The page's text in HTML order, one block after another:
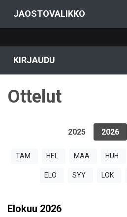
JAOSTOVALIKKO
KIRJAUDU
Ottelut
2025 2026
TAM HEL MAA HUH
ELO SYY LOK
Elokuu 2026